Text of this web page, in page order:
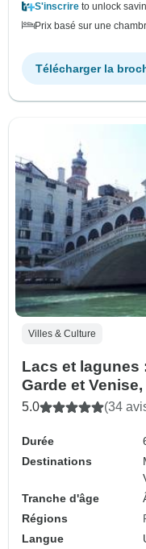
S'inscrire to unlock
Prix basé sur une
Télécharger la
Villes & Culture
Lacs et lagunes
Garde et
5.0 (34
Durée
Destinations
Tranche d'âge
Régions
Langue